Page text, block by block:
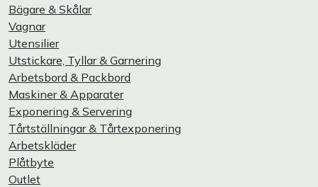
Bägare & Skålar
Vagnar
Utensilier
Utstickare, Tyllar & Garnering
Arbetsbord & Packbord
Maskiner & Apparater
Exponering & Servering
Tårtställningar & Tårtexponering
Arbetskläder
Plåtbyte
Outlet